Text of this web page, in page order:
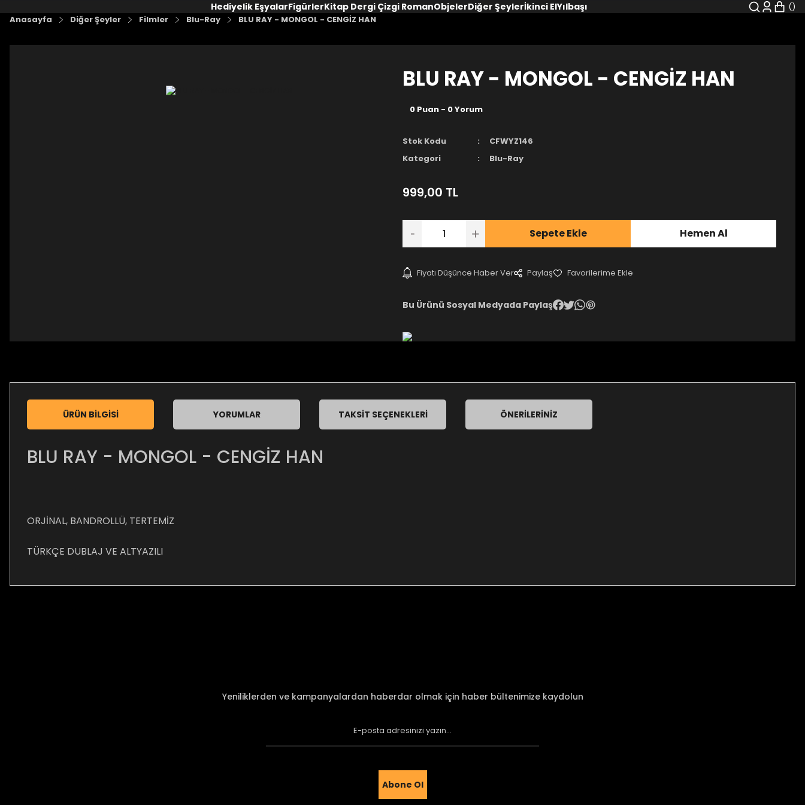
Hediyelik EşyalarFigürlerKitap Dergi Çizgi RomanObjelerDiğer Şeylerİkinci ElYılbaşı
Anasayfa Diğer Şeyler Filmler Blu-Ray BLU RAY - MONGOL - CENGİZ HAN
BLU RAY - MONGOL - CENGİZ HAN
0 Puan - 0 Yorum
Stok Kodu
CFWYZ146
Kategori
Blu-Ray
999,00 TL
Sepete Ekle Hemen Al
Fiyatı Düşünce Haber Ver Paylaş
Bu Ürünü Sosyal Medyada Paylaş
ÜRÜN BILGISI YORUMLAR TAKSIT SEÇENEKLERI ÖNERILERINIZ
BLU RAY - MONGOL - CENGİZ HAN
ORJİNAL, BANDROLLÜ, TERTEMİZ
TÜRKÇE DUBLAJ VE ALTYAZILI
Gönder
Yeniliklerden ve kampanyalardan haberdar olmak için haber bültenimize kaydolun
Abone Ol